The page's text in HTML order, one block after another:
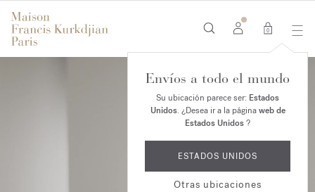
0
Envíos a todo el mundo
Su ubicación parece ser: Estados
Unidos. ¿Desea ir a la páginaweb de
Estados Unidos?
ESTADOS UNIDOS
Otras ubicaciones